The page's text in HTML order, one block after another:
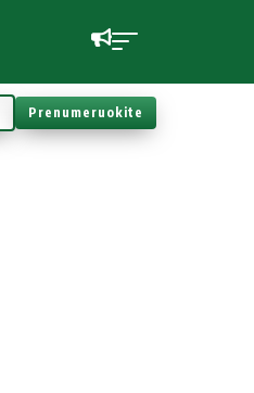
Prenumeruokite